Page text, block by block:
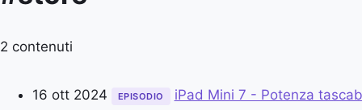
2 contenuti
16 ott 2024 EPISODIO
iPad Mini 7 - Potenza